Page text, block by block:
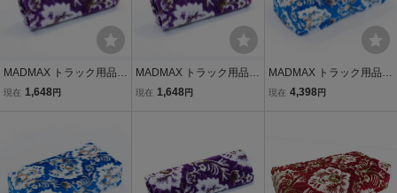
MADMAX トラック用品
金華山 新格子 マルチカバ
現在 1,648円
MADMAX トラック用品
金華山 新格子 マルチカバ
現在 1,648円
MADMAX トラック用品
金華山 新格子 ティッシュ
現在 4,398円